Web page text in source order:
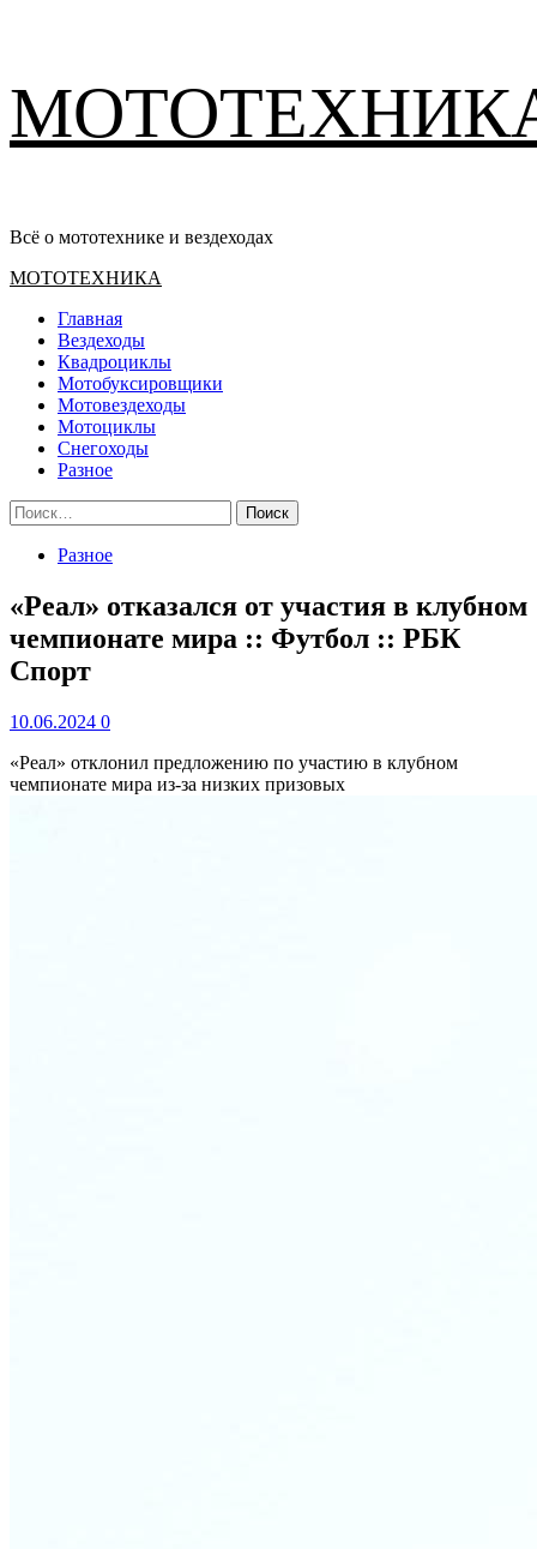
содержимому
Всё о мототехнике и вездеходах
Основное
МОТОТЕХНИКА
Главная
Вездеходы
Квадроциклы
Мотобуксировщики
Мотовездеходы
Мотоциклы
Снегоходы
Разное
Найти:
Разное
«Реал» отказался от участия в клубном
чемпионате мира :: Футбол :: РБК
Спорт
10.06.2024 0
«Реал» отклонил предложению по участию в клубном
чемпионате мира из-за низких призовых